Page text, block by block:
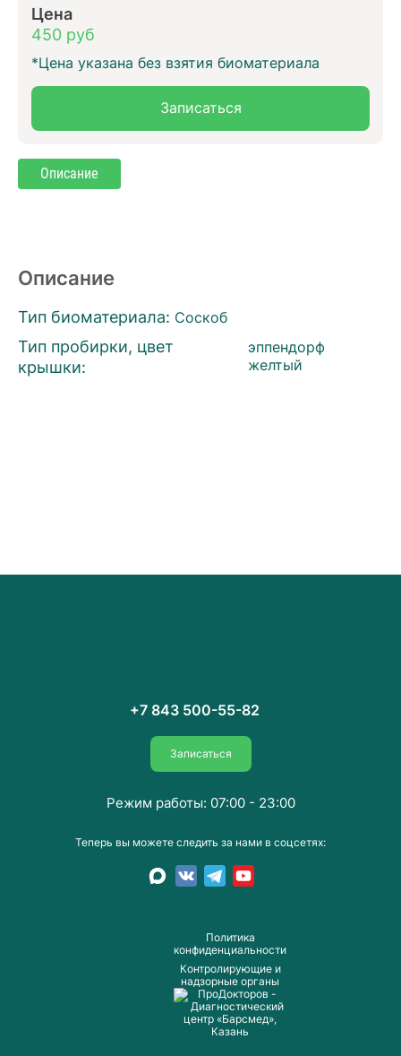
Цена
450 руб
*Цена указана без взятия биоматериала
Записаться
Описание
Описание
Тип биоматериала: Соскоб
Тип пробирки, цвет
крышки:
эппендорф
желтый
Пoлитика
конфиденциальности
Контролирующие и
надзорные органы
+7 843 500-55-82
Записаться
Теперь вы можете следить за нами в соцсетях:
Режим работы: 07:00 - 23:00